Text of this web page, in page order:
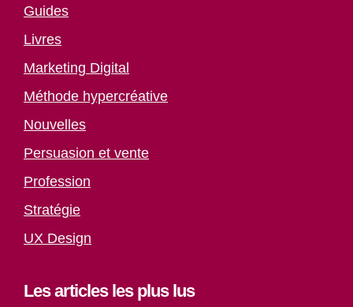
Guides
Livres
Marketing Digital
Méthode hypercréative
Nouvelles
Persuasion et vente
Profession
Stratégie
UX Design
Les articles les plus lus